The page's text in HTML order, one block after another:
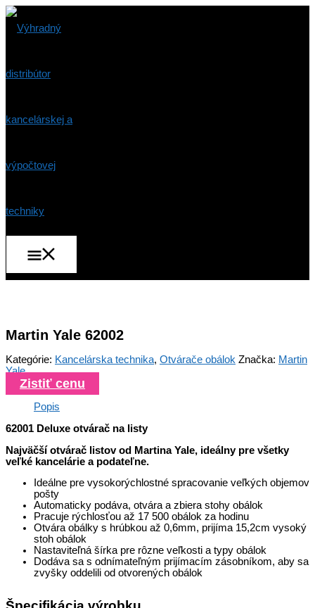
Preskočiť
obsah
Hlavné
Martin Yale 62002
Kategórie: Kancelárska technika, Otvárače obálok Značka: Martin
Yale
Zistiť cenu
Popis
62001 Deluxe otvárač na listy
Najväčší otvárač listov od Martina Yale, ideálny pre všetky
veľké kancelárie a podateľne.
Ideálne pre vysokorýchlostné spracovanie veľkých objemov
pošty
Automaticky podáva, otvára a zbiera stohy obálok
Pracuje rýchlosťou až 17 500 obálok za hodinu
Otvára obálky s hrúbkou až 0,6mm, prijíma 15,2cm vysoký
stoh obálok
Nastaviteľná šírka pre rôzne veľkosti a typy obálok
Dodáva sa s odnímateľným prijímacím zásobníkom, aby sa
zvyšky oddelili od otvorených obálok